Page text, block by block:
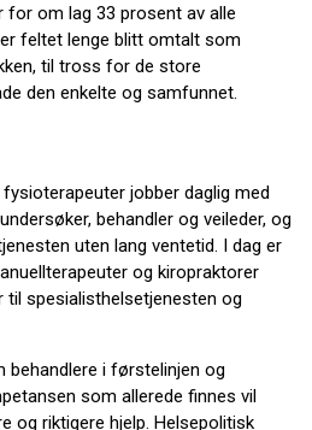
om lag 33 prosent av alle
feltet lenge blitt omtalt som
til tross for de store
den enkelte og samfunnet.
jobber daglig med
behandler og veileder, og
uten lang ventetid. I dag er
og kiropraktorer
til spesialisthelsetjenesten og
behandlere i førstelinjen og
som allerede finnes vil
og riktigere hjelp. Helsepolitisk